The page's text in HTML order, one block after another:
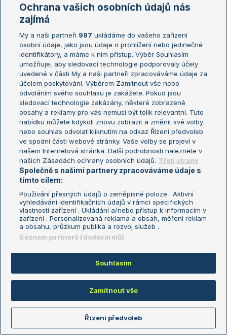
Hlavní turnaje Turnaje nižší úrovně
Montreal
Toronto WTA
$7.4M 23
Vzájemné zápasy
Soutěž
Soutěžte o
Zajímavé zápasy
Zápas
H2H
Gadecki T.
Sabalenka A. - Zhang S.
4-1
Mandlik E.
Ochrana vašich osobních údajů nás
zajímá
My a naši partneři 997 ukládáme do vašeho zařízení
osobní údaje, jako jsou údaje o prohlížení nebo jedinečné
identifikátory, a máme k nim přístup. Výběr Souhlasím
umožňuje, aby sledovací technologie podporovaly účely
uvedené v části My a naši partneři zpracováváme údaje za
účelem poskytování. Výběrem Zamítnout vše nebo
odvoláním svého souhlasu je zakážete. Pokud jsou
sledovací technologie zakázány, některé zobrazené
obsahy a reklamy pro vás nemusí být tolik relevantní. Tuto
nabídku můžete kdykoli znovu zobrazit a změnit své volby
nebo souhlas odvolat kliknutím na odkaz Řízení předvoleb
ve spodní části webové stránky. Vaše volby se projeví v
našem Internetová stránka. Další podrobnosti naleznete v
našich Zásadách ochrany osobních údajů. Třetí strany
Společně s našimi partnery zpracováváme údaje s
tímto cílem:
Používání přesných údajů o zeměpisné poloze . Aktivní
vyhledávání identifikačních údajů v rámci specifických
vlastností zařízení . Ukládání a/nebo přístup k informacím v
zařízení . Personalizovaná reklama a obsah, měření reklam
a obsahu, průzkum publika a rozvoj služeb .
Seznam partnerů (dodavatelů)
Souhlasím
Zamítnout vše
Řízení předvoleb